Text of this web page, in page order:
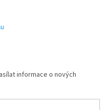
informace o nových